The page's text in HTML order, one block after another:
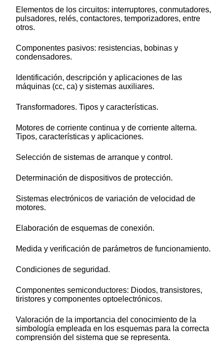
Elementos de los circuitos: interruptores, conmutadores,
pulsadores, relés, contactores, temporizadores, entre
otros.
Componentes pasivos: resistencias, bobinas y
condensadores.
Identificación, descripción y aplicaciones de las
máquinas (cc, ca) y sistemas auxiliares.
Transformadores. Tipos y características.
Motores de corriente continua y de corriente alterna.
Tipos, características y aplicaciones.
Selección de sistemas de arranque y control.
Determinación de dispositivos de protección.
Sistemas electrónicos de variación de velocidad de
motores.
Elaboración de esquemas de conexión.
Medida y verificación de parámetros de funcionamiento.
Condiciones de seguridad.
Componentes semiconductores: Diodos, transistores,
tiristores y componentes optoelectrónicos.
Valoración de la importancia del conocimiento de la
simbología empleada en los esquemas para la correcta
comprensión del sistema que se representa.